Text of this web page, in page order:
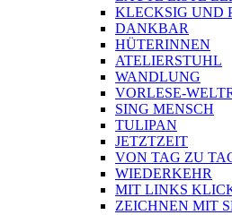
KLECKSIG UND
DANKBAR
HÜTERINNEN
ATELIERSTUHL
WANDLUNG
VORLESE-
SING MENSCH
TULIPAN
JETZTZEIT
VON TAG ZU
WIEDERKEHR
MIT LINKS
ZEICHNEN MIT